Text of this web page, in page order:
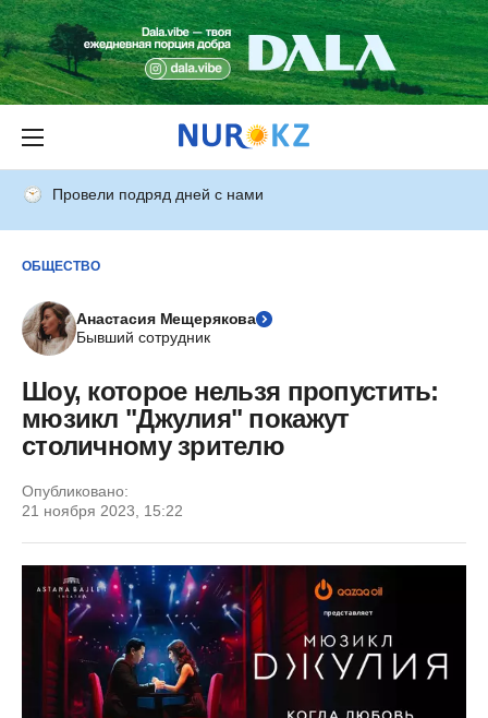
Провели подряд дней с нами
ОБЩЕСТВО
Анастасия Мещерякова
Бывший сотрудник
Шоу, которое нельзя пропустить:
мюзикл "Джулия" покажут
столичному зрителю
Опубликовано:
21 ноября 2023, 15:22